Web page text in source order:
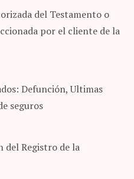
del Testamento o
por el cliente de la
Defunción, Ultimas
seguros
del Registro de la